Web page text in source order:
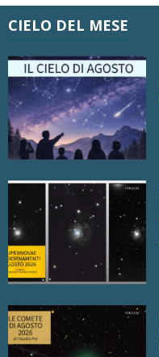
CIELO DEL MESE